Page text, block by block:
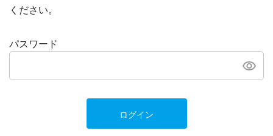
ください。
パスワード
ログイン